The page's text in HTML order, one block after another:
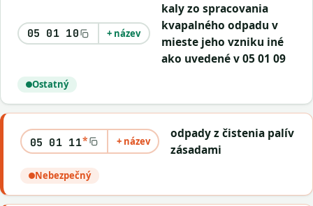
05 01 10 + název
kaly zo spracovania
kvapalného odpadu v
mieste jeho vzniku iné
ako uvedené v 05 01 09
Ostatný
05 01 11* + název
odpady z čistenia palív
zásadami
Nebezpečný